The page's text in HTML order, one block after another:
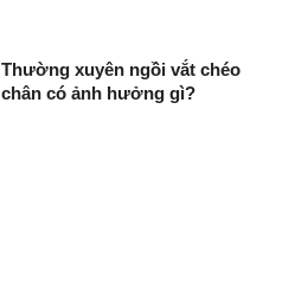
Thường xuyên ngồi vắt chéo
chân có ảnh hưởng gì?